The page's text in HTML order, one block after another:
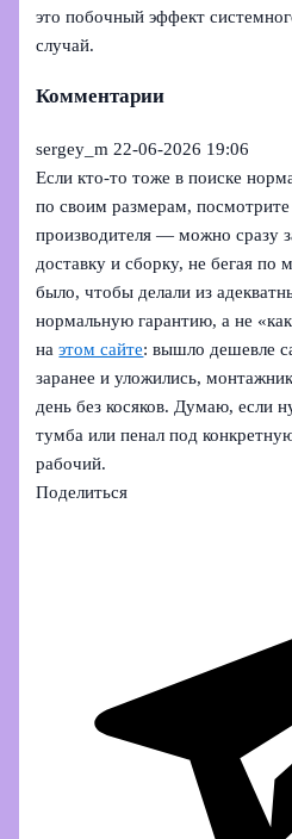
это побочный эффект
случай.
Комментарии
sergey_m 22-06-2026 19:06
Если кто-то тоже в поиске
по своим размерам,
производителя — можно сразу
доставку и сборку, не бегая по
было, чтобы делали из
нормальную гарантию, а не
наэтом сайте: вышло дешевле
заранее и уложились,
день без косяков. Думаю, если
тумба или пенал под
рабочий.
Поделиться